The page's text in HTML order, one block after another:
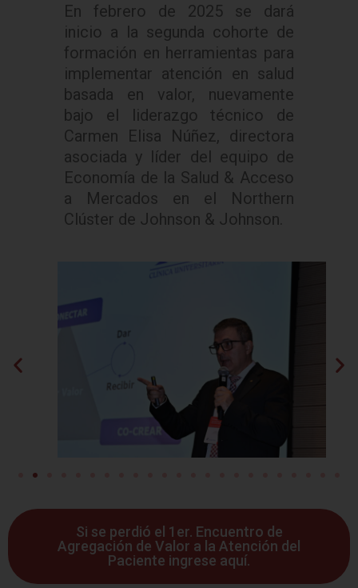
En febrero de 2025 se dará
inicio a la segunda cohorte de
formación en herramientas para
implementar atención en salud
basada en valor, nuevamente
bajo el liderazgo técnico de
Carmen Elisa Núñez, directora
asociada y líder del equipo de
Economía de la Salud & Acceso
a Mercados en el Northern
Clúster de Johnson & Johnson.
Si se perdió el 1er. Encuentro de
Agregación de Valor a la Atención del
Paciente ingrese aquí.